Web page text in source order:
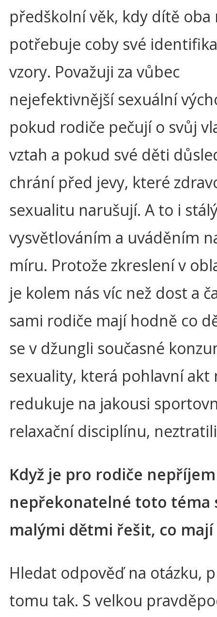
předškolní věk, kdy dítě oba
potřebuje coby své
vzory. Považuji za vůbec
nejefektivnější sexuální
pokud rodiče pečují o svůj
vztah a pokud své děti
chrání před jevy, které
sexualitu narušují. A to i
vysvětlováním a uváděním
míru. Protože zkreslení v
je kolem nás víc než dost a
sami rodiče mají hodně co
se v džungli současné
sexuality, která pohlavní akt
redukuje na jakousi
relaxační disciplínu,
Když je pro rodiče
nepřekonatelné toto téma
malými dětmi řešit, co mají
Hledat odpověď na otázku,
tomu tak. S velkou